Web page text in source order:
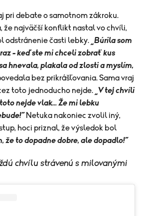
pri debate o samotnom zákroku.
že najväčší konflikt nastal vo chvíli,
odstránenie časti lebky.
„Búrila som
– keď ste mi chceli zobrať kus
hnevala, plakala od zlosti a myslím,
bez prikrášľovania. Sama vraj
toto jednoducho nejde.
„V tej chvíli
nejde vlak... Že mi lebku
Netuka nakoniec zvolil iný,
hoci priznal, že výsledok bol
že to dopadne dobre, ale dopadlo!“
chvílu strávenú s milovanými